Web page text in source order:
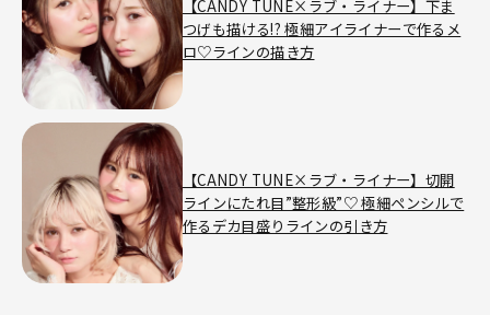
【CANDY TUNE×ラブ・ライナー】下ま
つげも描ける!? 極細アイライナーで作るメ
ロ♡ラインの描き方
【CANDY TUNE×ラブ・ライナー】切開
ラインにたれ目”整形級”♡ 極細ペンシルで
作るデカ目盛りラインの引き方